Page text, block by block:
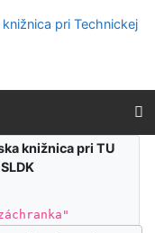
knižnica pri TU